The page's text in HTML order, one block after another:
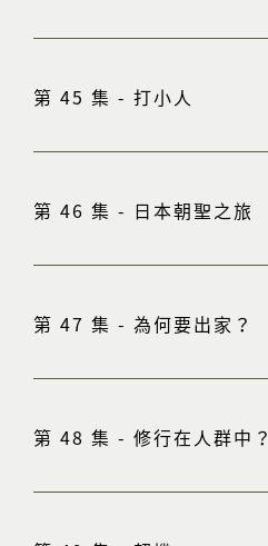
第 45 集 - 打小人
第 46 集 - 日本朝聖之旅
第 47 集 - 為何要出家？
第 48 集 - 修行在人群中？